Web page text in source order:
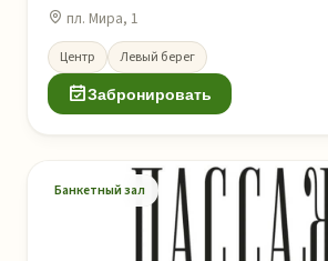
пл. Мира, 1
Центр Левый берег
Забронировать
Банкетный зал